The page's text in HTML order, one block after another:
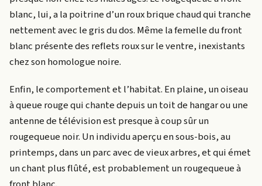
blanc, lui, a la poitrine d’un roux brique chaud qui tranche
nettement avec le gris du dos. Même la femelle du front
blanc présente des reflets roux sur le ventre, inexistants
chez son homologue noire.
Enfin, le comportement et l’habitat. En plaine, un oiseau
à queue rouge qui chante depuis un toit de hangar ou une
antenne de télévision est presque à coup sûr un
rougequeue noir. Un individu aperçu en sous-bois, au
printemps, dans un parc avec de vieux arbres, et qui émet
un chant plus flûté, est probablement un rougequeue à